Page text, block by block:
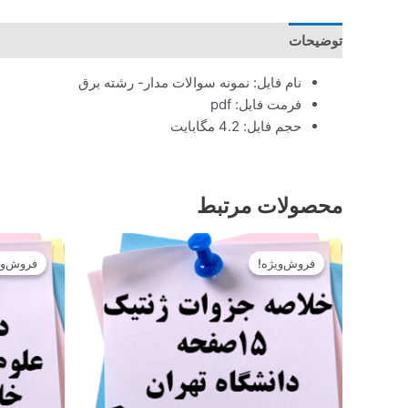
توضیحات
نام فایل: نمونه سوالات مدار- رشته برق
فرمت فایل: pdf
حجم فایل: 4.2 مگابایت
محصولات مرتبط
فروش‌ویژه!
فروش‌ویژه!
قیمت
اصلی
12.900تومان
قیمت
فعلی
است.